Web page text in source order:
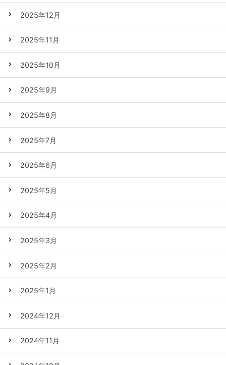
2025年12月
2025年11月
2025年10月
2025年9月
2025年8月
2025年7月
2025年6月
2025年5月
2025年4月
2025年3月
2025年2月
2025年1月
2024年12月
2024年11月